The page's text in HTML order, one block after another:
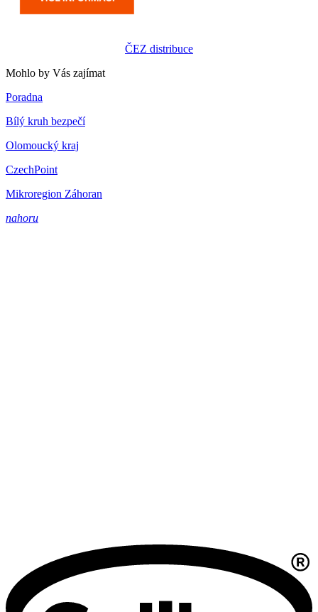
ČEZ distribuce
Mohlo by Vás zajímat
Poradna
Bílý kruh bezpečí
Olomoucký kraj
CzechPoint
Mikroregion Záhoran
nahoru